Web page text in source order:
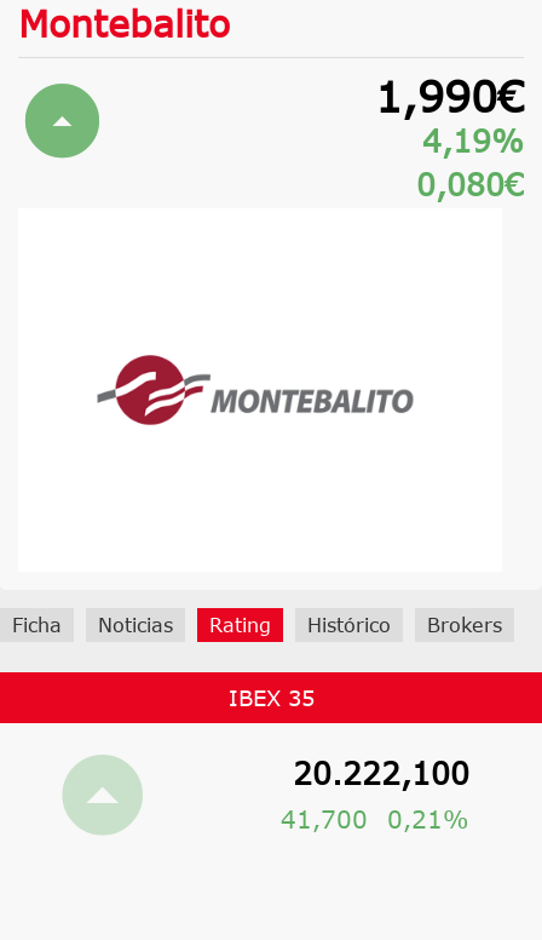
Montebalito
1,990€
4,19%
0,080€
Ficha Noticias Rating Histórico Brokers
IBEX 35
20.222,100
41,700 0,21%